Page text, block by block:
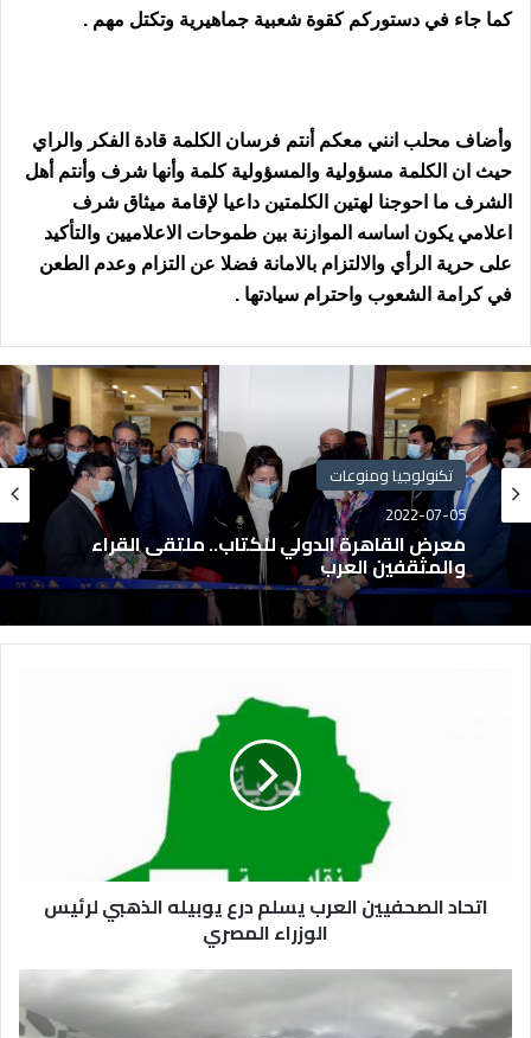
كما جاء في دستوركم كقوة شعبية جماهيرية وتكتل مهم .
وأضاف محلب انني معكم أنتم فرسان الكلمة قادة الفكر والراي
حيث ان الكلمة مسؤولية والمسؤولية كلمة وأنها شرف وأنتم أهل
الشرف ما احوجنا لهتين الكلمتين داعيا لإقامة ميثاق شرف
اعلامي يكون اساسه الموازنة بين طموحات الاعلاميين والتأكيد
على حرية الرأي والالتزام بالامانة فضلا عن التزام وعدم الطعن
في كرامة الشعوب واحترام سيادتها .
تكنولوجيا ومنوعات
2022-07-05
معرض القاهرة الدولي للكتاب.. ملتقى القراء
والمثقفين العرب
اتحاد الصحفيين العرب يسلم درع يوبيله الذهبي لرئيس
الوزراء المصري